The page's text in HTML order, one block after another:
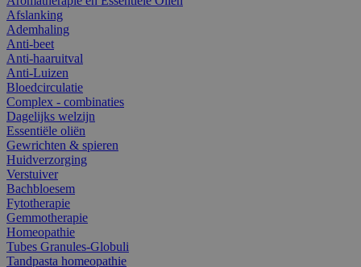
Afslanking
Ademhaling
Anti-beet
Anti-haaruitval
Anti-Luizen
Bloedcirculatie
Complex - combinaties
Dagelijks welzijn
Essentiële oliën
Gewrichten & spieren
Huidverzorging
Verstuiver
Bachbloesem
Fytotherapie
Gemmotherapie
Homeopathie
Tubes Granules-Globuli
Tandpasta homeopathie